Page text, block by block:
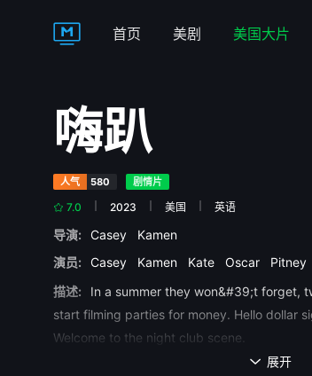
首页 美剧 美国大片
嗨趴
人气 580 剧情片
7.0 2023 美国 英语
导演: Casey Kamen
演员:
Casey Kamen Kate Oscar Pitney
描述:
In a summer they won&#39;t forget,
start filming parties for money. Hello dollar
Welcome to the night club scene.
 展开